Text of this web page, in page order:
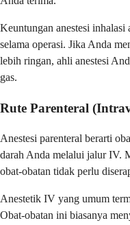
Keuntungan anestesi inhalasi
selama operasi. Jika Anda
lebih ringan, ahli anestesi
gas.
Rute Parenteral
Anestesi parenteral berarti
darah Anda melalui jalur IV.
obat-obatan tidak perlu
Anestetik IV yang umum
Obat-obatan ini biasanya